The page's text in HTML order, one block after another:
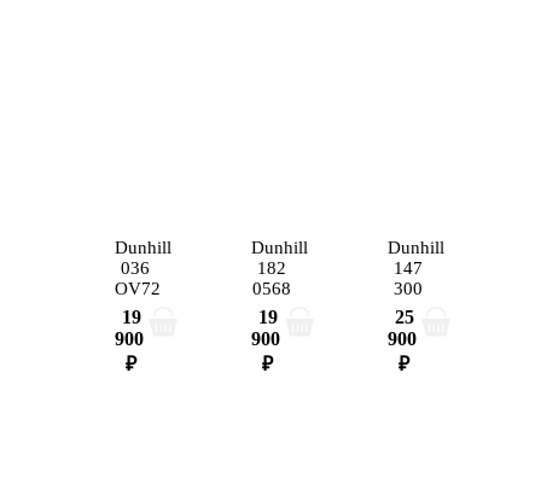
Dunhill
036
OV72
19
900
₽
Dunhill
182
0568
19
900
₽
Dunhill
147
300
25
900
₽